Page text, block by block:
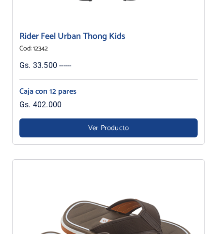
Rider Feel Urban Thong Kids
Cod: 12342
Gs. 33.500 ------
Caja con 12 pares
Gs. 402.000
Ver Producto